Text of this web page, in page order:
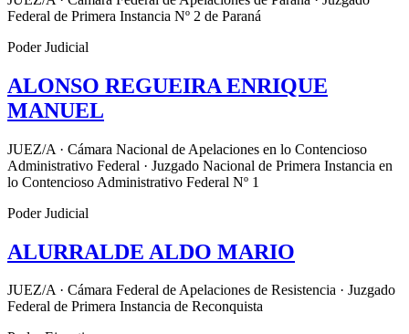
Federal de Primera Instancia Nº 2 de Paraná
Poder Judicial
ALONSO REGUEIRA ENRIQUE
MANUEL
JUEZ/A · Cámara Nacional de Apelaciones en lo Contencioso
Administrativo Federal · Juzgado Nacional de Primera Instancia en
lo Contencioso Administrativo Federal Nº 1
Poder Judicial
ALURRALDE ALDO MARIO
JUEZ/A · Cámara Federal de Apelaciones de Resistencia · Juzgado
Federal de Primera Instancia de Reconquista